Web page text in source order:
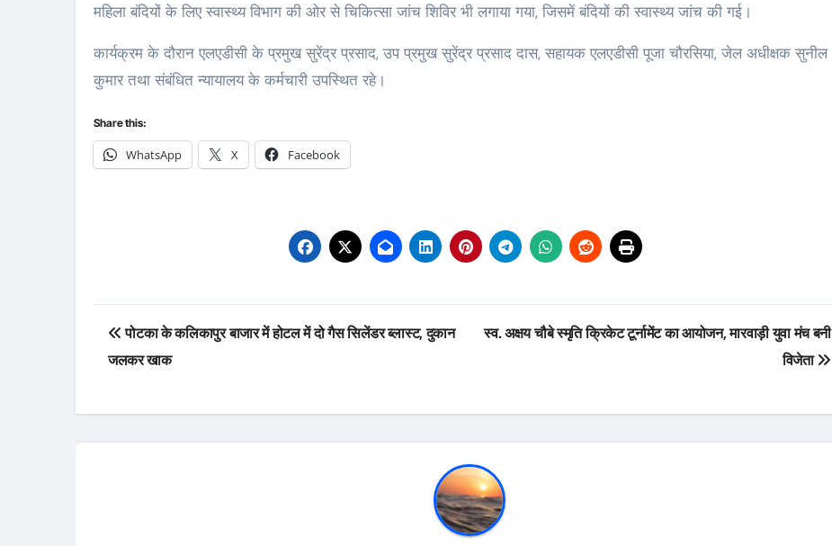
महिला बंदियों के लिए स्वास्थ्य विभाग की ओर से चिकित्सा जांच शिविर भी लगाया गया, जिसमें बंदियों की स्वास्थ्य जांच की गई।
कार्यक्रम के दौरान एलएडीसी के प्रमुख सुरेंद्र प्रसाद, उप प्रमुख सुरेंद्र प्रसाद दास, सहायक एलएडीसी पूजा चौरसिया, जेल अधीक्षक सुनील
कुमार तथा संबंधित न्यायालय के कर्मचारी उपस्थित रहे।
Share this:
WhatsApp X Facebook
Post
navigation
पोटका के कलिकापुर बाजार में होटल में दो गैस सिलेंडर ब्लास्ट, दुकान
जलकर खाक
स्व. अक्षय चौबे स्मृति क्रिकेट टूर्नामेंट का आयोजन, मारवाड़ी युवा मंच बनी
विजेता